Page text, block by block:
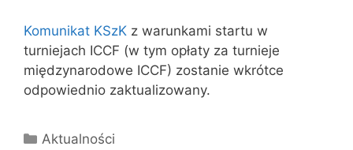
Komunikat KSzK z warunkami startu w
turniejach ICCF (w tym opłaty za turnieje
międzynarodowe ICCF) zostanie wkrótce
odpowiednio zaktualizowany.
Kategorie
Aktualności